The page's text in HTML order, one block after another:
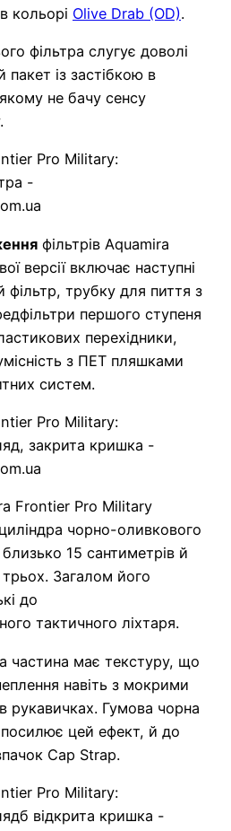
кольорі Olive Drab (OD).
фільтра слугує доволі
із застібкою в
не бачу сенсу
фільтрів Aquamira
версії включає наступні
фільтр, трубку для пиття з
першого ступеня
перехідники,
з ПЕТ пляшками
систем.
Frontier Pro Military
чорно-оливкового
15 сантиметрів й
Загалом його
до
тактичного ліхтаря.
частина має текстуру, що
навіть з мокрими
рукавичках. Гумова чорна
цей ефект, й до
Cap Strap.